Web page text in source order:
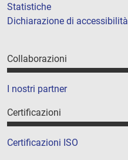
Statistiche
Dichiarazione di accessibilità
Collaborazioni
I nostri partner
Certificazioni
Certificazioni ISO